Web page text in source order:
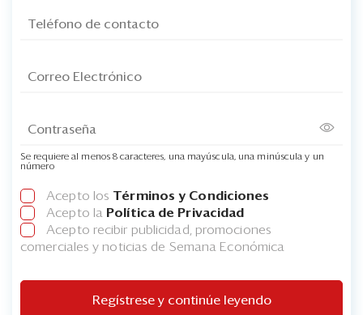
Se requiere al menos 8 caracteres, una mayúscula, una minúscula y un
número
Acepto los Términos y Condiciones
Acepto la Política de Privacidad
Acepto recibir publicidad, promociones
comerciales y noticias de Semana Económica
Regístrese y continúe leyendo